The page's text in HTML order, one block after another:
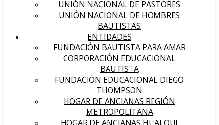
UNIÓN NACIONAL DE PASTORES
UNIÓN NACIONAL DE HOMBRES
BAUTISTAS
ENTIDADES
FUNDACIÓN BAUTISTA PARA AMAR
CORPORACIÓN EDUCACIONAL
BAUTISTA
FUNDACIÓN EDUCACIONAL DIEGO
THOMPSON
HOGAR DE ANCIANAS REGIÓN
METROPOLITANA
HOGAR DE ANCIANAS HUALQUI